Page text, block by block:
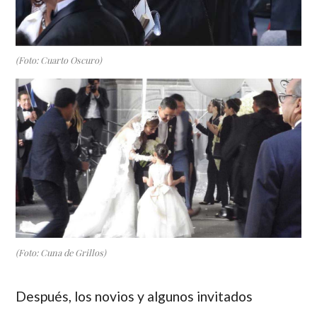
(Foto: Cuarto Oscuro)
(Foto: Cuna de Grillos)
Después, los novios y algunos invitados